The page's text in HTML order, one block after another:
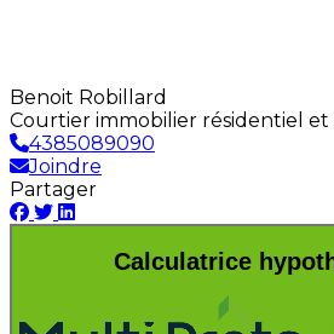
Benoit Robillard
Courtier immobilier résidentiel et
4385089090
Joindre
Partager
Calculatrice